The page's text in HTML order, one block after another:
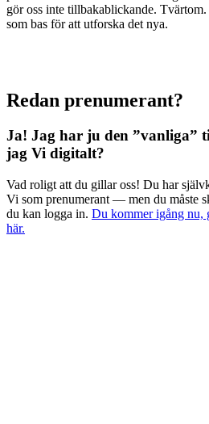
gör oss inte tillbakablickande.
som bas för att utforska det nya.
Redan prenumerant?
Ja! Jag har ju den ”vanliga”
jag Vi digitalt?
Vad roligt att du gillar oss! Du har
Vi som prenumerant — men du måste
du kan logga in. Du kommer igång nu,
här.